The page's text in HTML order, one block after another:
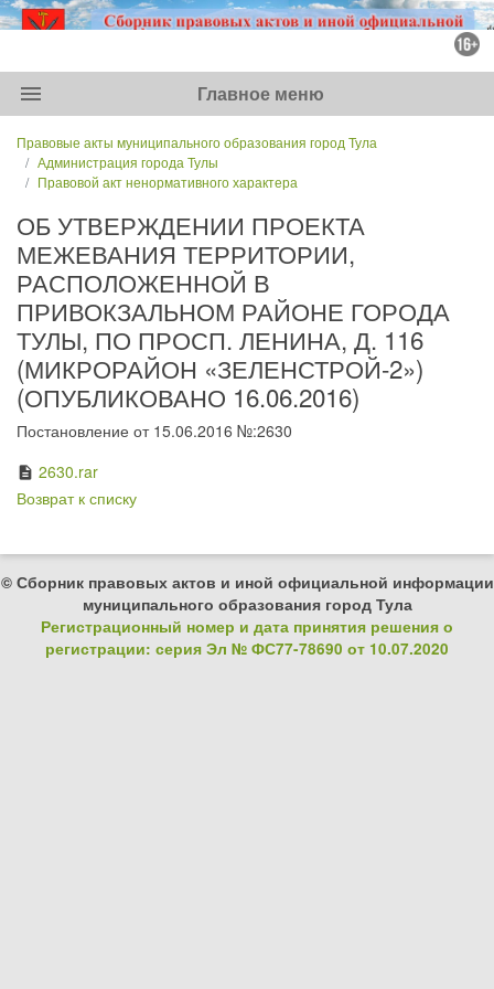
menu Главное меню
Правовые акты муниципального образования город Тула
Администрация города Тулы
Правовой акт ненормативного характера
ОБ УТВЕРЖДЕНИИ ПРОЕКТА
МЕЖЕВАНИЯ ТЕРРИТОРИИ,
РАСПОЛОЖЕННОЙ В
ПРИВОКЗАЛЬНОМ РАЙОНЕ ГОРОДА
ТУЛЫ, ПО ПРОСП. ЛЕНИНА, Д. 116
(МИКРОРАЙОН «ЗЕЛЕНСТРОЙ-2»)
(ОПУБЛИКОВАНО 16.06.2016)
Постановление от 15.06.2016 №:2630
description 2630.rar
Возврат к списку
© Сборник правовых актов и иной официальной информации
муниципального образования город Тула
Регистрационный номер и дата принятия решения о
регистрации: серия Эл № ФС77-78690 от 10.07.2020